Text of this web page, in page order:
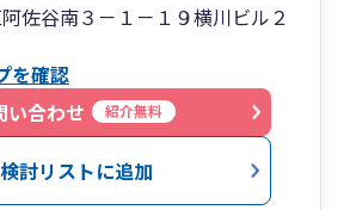
るトラブルや課税のリスクを最
に経営者の手間を減らし、本業
き事業を軌道に乗せ業績を伸ば
創出するお手伝いをさせていた
佐谷南３－１－１９横川ビル２
を確認
い合わせ
紹介無料
検討リストに追加